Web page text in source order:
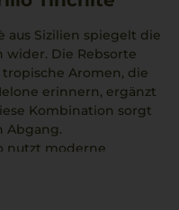
aus Sizilien spiegelt die
wider. Die Rebsorte
Aromen, die
erinnern, ergänzt
Kombination sorgt
Abgang.
nutzt moderne
mit der